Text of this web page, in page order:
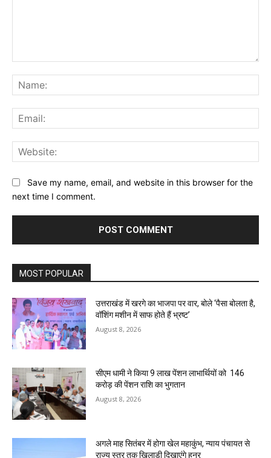
Save my name, email, and website in this browser for the
next time I comment.
MOST POPULAR
उत्तराखंड में खरगे का भाजपा पर वार, बोले ‘पैसा बोलता है,
वॉशिंग मशीन में साफ होते हैं भ्रष्ट’
August 8, 2026
सीएम धामी ने किया 9 लाख पेंशन लाभार्थियों को ₹ 146
करोड़ की पेंशन राशि का भुगतान
August 8, 2026
अगले माह सितंबर में होगा खेल महाकुंभ, न्याय पंचायत से
राज्य स्तर तक खिलाड़ी दिखाएंगे हुनर